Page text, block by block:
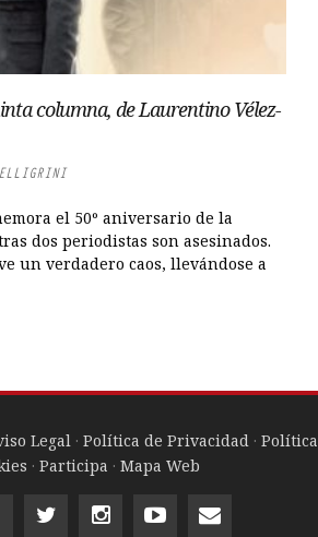
columna, de Laurentino Vélez-
el 50º aniversario de la
dos periodistas son asesinados.
un verdadero caos, llevándose a
Legal · Política de Privacidad · Política
· Participa · Mapa Web